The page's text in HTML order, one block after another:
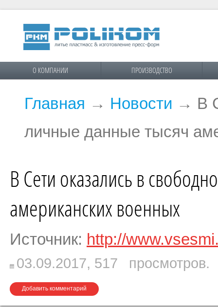
О КОМПАНИИ ПРОИЗВОДСТВО
Главная → Новости → В
личные данные тысяч
В Сети оказались в
американских военных
Источник: http://
03.09.2017, 517 просмотров.
Добавить комментарий